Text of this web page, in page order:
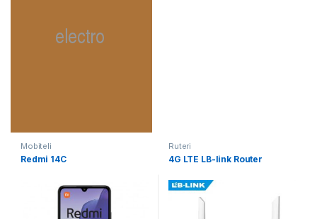
Mobiteli
Redmi 14C
Ruteri
4G LTE LB-link Router